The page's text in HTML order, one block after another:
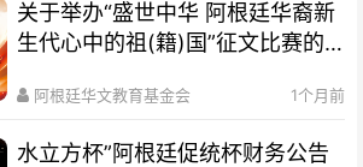
关于举办“盛世中华 阿根廷华裔新
生代心中的祖(籍)国”征文比赛的
阿根廷华文教育基金会 1个月前
水立方杯”阿根廷促统杯财务公告